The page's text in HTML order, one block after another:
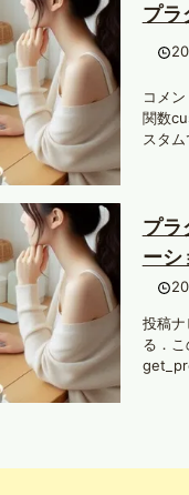
プラ
コメ
関数
スタ
プラ
ーシ
投稿
る．